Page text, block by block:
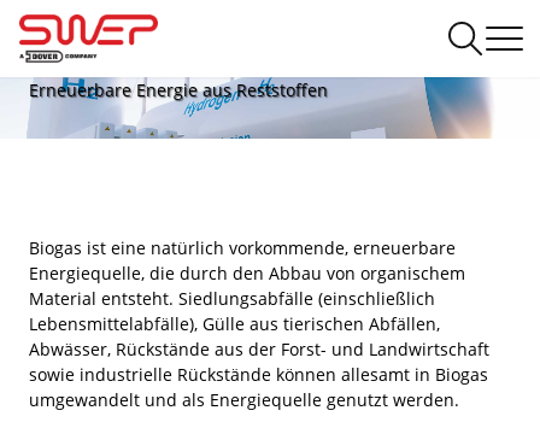
Gassysteme
Erneuerbare Energie aus Reststoffen
Biogas ist eine natürlich vorkommende, erneuerbare
Energiequelle, die durch den Abbau von organischem
Material entsteht. Siedlungsabfälle (einschließlich
Lebensmittelabfälle), Gülle aus tierischen Abfällen,
Abwässer, Rückstände aus der Forst- und Landwirtschaft
sowie industrielle Rückstände können allesamt in Biogas
umgewandelt und als Energiequelle genutzt werden.